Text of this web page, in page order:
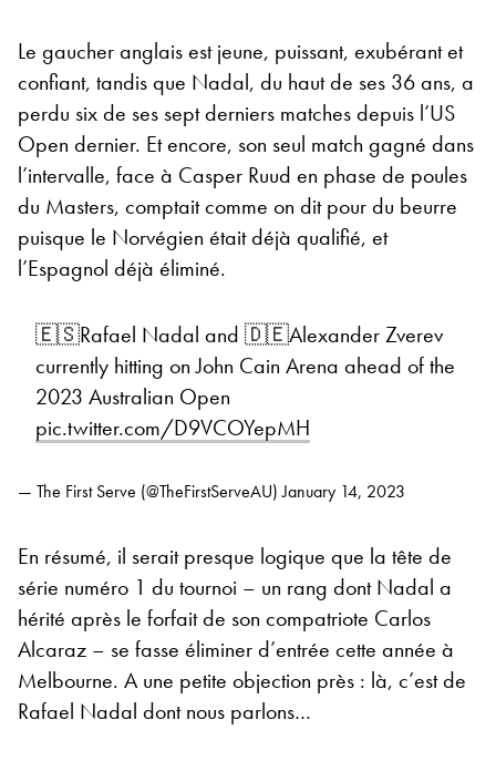
Le gaucher anglais est jeune, puissant, exubérant et
confiant, tandis que Nadal, du haut de ses 36 ans, a
perdu six de ses sept derniers matches depuis l’US
Open dernier. Et encore, son seul match gagné dans
l’intervalle, face à Casper Ruud en phase de poules
du Masters, comptait comme on dit pour du beurre
puisque le Norvégien était déjà qualifié, et
l’Espagnol déjà éliminé.
🇪🇸Rafael Nadal and 🇩🇪Alexander Zverev
currently hitting on John Cain Arena ahead of the
2023 Australian Open
pic.twitter.com/D9VCOYepMH
— The First Serve (@TheFirstServeAU)January 14, 2023
En résumé, il serait presque logique que la tête de
série numéro 1 du tournoi – un rang dont Nadal a
hérité après le forfait de son compatriote Carlos
Alcaraz – se fasse éliminer d’entrée cette année à
Melbourne. A une petite objection près : là, c’est de
Rafael Nadal dont nous parlons…